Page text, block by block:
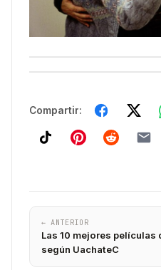
Compartir:
← ANTERIOR
Las 10 mejores películas
según UachateC